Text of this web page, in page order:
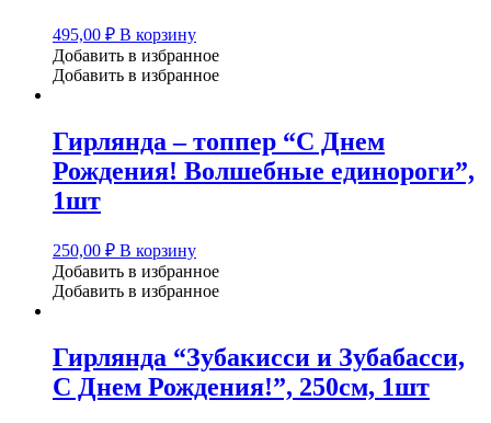
495,00 ₽ В корзину
Добавить в избранное
Добавить в избранное
Гирлянда – топпер “С Днем
Рождения! Волшебные единороги”,
1шт
250,00 ₽ В корзину
Добавить в избранное
Добавить в избранное
Гирлянда “Зубакисси и Зубабасси,
С Днем Рождения!”, 250см, 1шт